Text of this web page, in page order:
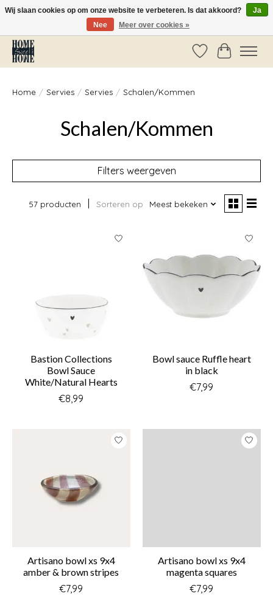
Vóór 14:00 besteld, dezelfde dag verzonden!
Verlanglijst
Home / Servies / Servies / Schalen/Kommen
Schalen/Kommen
Filters weergeven
57 producten Sorteren op Meest bekeken
Bastion Collections
Bowl Sauce
White/Natural Hearts
€8,99
Bowl sauce Ruffle heart
in black
€7,99
Artisano bowl xs 9x4
amber & brown stripes
€7,99
Artisano bowl xs 9x4
magenta squares
€7,99
Wij slaan cookies op om onze website te verbeteren. Is dat akkoord?
Ja
Nee
Meer over cookies »